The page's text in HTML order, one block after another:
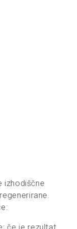
izhodiščne